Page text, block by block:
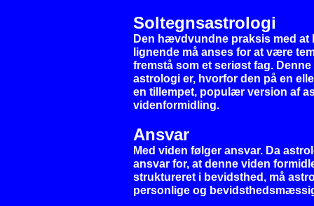
Soltegnsastrologi
Den hævdvundne praksis med
lignende må anses for at være
fremstå som et seriøst fag.
astrologi er, hvorfor den på en
en tillempet, populær version af
videnformidling.
Ansvar
Med viden følger ansvar. Da
ansvar for, at denne viden
struktureret i bevidsthed, må
personlige og